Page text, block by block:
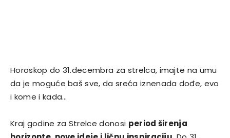
Horoskop do 31.decembra za strelca, imajte na umu
da je moguće baš sve, da sreća iznenada dođe, evo
i kome i kada…
Kraj godine za Strelce donosi period širenja